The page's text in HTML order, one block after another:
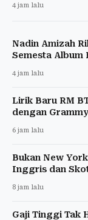
4 jam lalu
Nadin Amizah
Semesta Album
4 jam lalu
Lirik Baru RM
dengan Grammy
6 jam lalu
Bukan New
Inggris dan
8 jam lalu
Gaji Tinggi Tak